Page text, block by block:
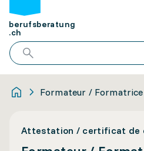
berufsberatung
.ch
Formateur /
Attestation / certificat de